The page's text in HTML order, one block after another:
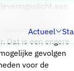
Submenu:
Actueel
aan
Dat is een engere
gevolgen
voor de